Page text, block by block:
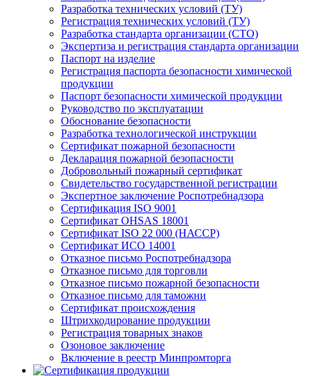
Разработка технических условий (ТУ)
Регистрация технических условий (ТУ)
Разработка стандарта организации (СТО)
Экспертиза и регистрация стандарта организации
Паспорт на изделие
Регистрация паспорта безопасности химической
продукции
Паспорт безопасности химической продукции
Руководство по эксплуатации
Обоснование безопасности
Разработка технологической инструкции
Сертификат пожарной безопасности
Декларация пожарной безопасности
Добровольный пожарный сертификат
Свидетельство государственной регистрации
Экспертное заключение Роспотребнадзора
Сертификация ISO 9001
Сертификат OHSAS 18001
Сертификат ISO 22 000 (НАССР)
Сертификат ИСО 14001
Отказное письмо Роспотребнадзора
Отказное письмо для торговли
Отказное письмо пожарной безопасности
Отказное письмо для таможни
Сертификат происхождения
Штрихкодирование продукции
Регистрация товарных знаков
Озоновое заключение
Включение в реестр Минпромторга